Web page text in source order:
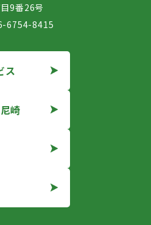
9番26号
6754-8415
ス
崎